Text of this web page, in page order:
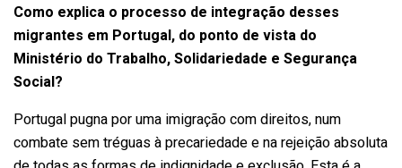
Como explica o processo de integração desses
migrantes em Portugal, do ponto de vista do
Ministério do Trabalho, Solidariedade e Segurança
Social?
Portugal pugna por uma imigração com direitos, num
combate sem tréguas à precariedade e na rejeição absoluta